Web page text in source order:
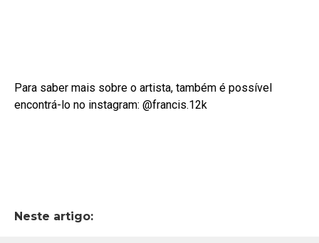
Para saber mais sobre o artista, também é possível
encontrá-lo no instagram: @francis.12k
Neste artigo: